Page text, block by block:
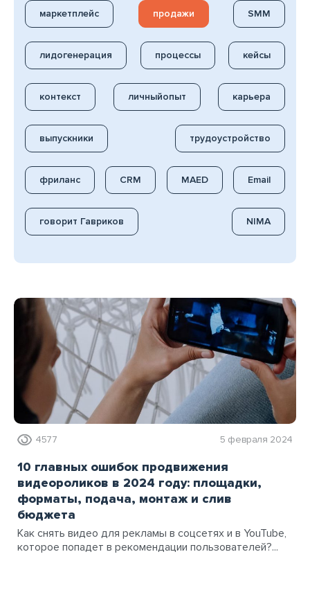
маркетплейс продажи SMM
лидогенерация процессы кейсы
контекст личныйопыт карьера
выпускники трудоустройство
фриланс CRM MAED Email
говорит Гавриков NIMA
4577 5 февраля 2024
10 главных ошибок продвижения
видеороликов в 2024 году: площадки,
форматы, подача, монтаж и слив
бюджета
Как снять видео для рекламы в соцсетях и в YouTube,
которое попадет в рекомендации пользователей?...